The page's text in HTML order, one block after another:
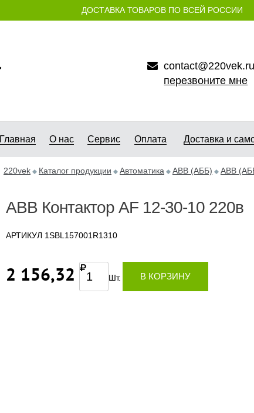
ДОСТАВКА ТОВАРОВ ПО ВСЕЙ РОССИИ
contact@220vek.ru
перезвоните мне
Главная О нас Сервис Оплата Доставка и
220vek Каталог продукции Автоматика АВB (АББ) ABB
ABB Контактор АF 12-30-10 220в
АРТИКУЛ 1SBL157001R1310
2 156,32 Шт. В КОРЗИНУ